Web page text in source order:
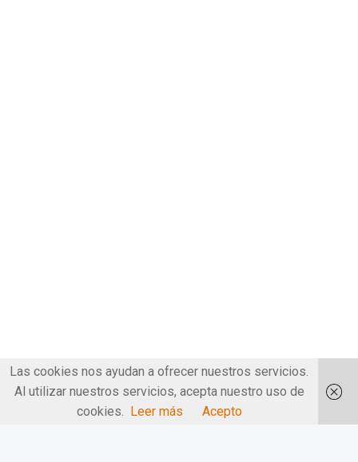
Las cookies nos ayudan a ofrecer nuestros servicios.
Al utilizar nuestros servicios, acepta nuestro uso de
cookies. Leer más Acepto